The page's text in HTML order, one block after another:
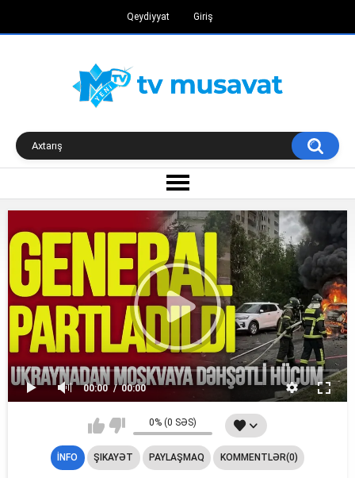
Qeydiyyat Giriş
00:00 00:00
0% (0 SƏS)
İNFO ŞIKAYƏT PAYLAŞMAQ KOMMENTLƏR(0)